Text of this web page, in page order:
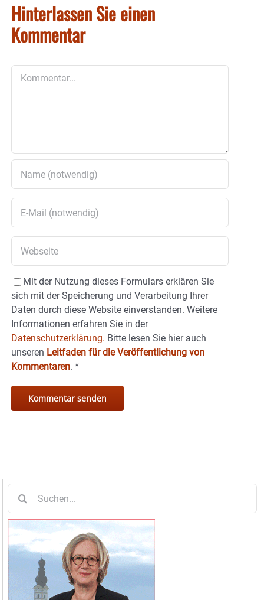
Hinterlassen Sie einen
Kommentar
Mit der Nutzung dieses Formulars erklären Sie
sich mit der Speicherung und Verarbeitung Ihrer
Daten durch diese Website einverstanden. Weitere
Informationen erfahren Sie in der
Datenschutzerklärung. Bitte lesen Sie hier auch
unseren Leitfaden für die Veröffentlichung von
Kommentaren. *
nach: